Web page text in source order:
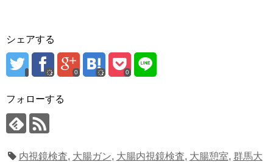
シェアする
0 0
フォローする
内視鏡検査, 大腸ガン, 大腸内視鏡検査, 大腸憩室, 群馬大